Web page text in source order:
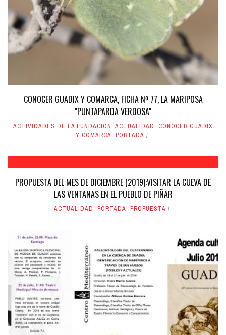
CONOCER GUADIX Y COMARCA, FICHA Nº 77, LA MARIPOSA
"PUNTAPARDA VERDOSA"
ACTIVIDADES DE LA FUNDACIÓN, ACTUALIDAD, CONOCER GUADIX
Y COMARCA, PORTADA
PROPUESTA DEL MES DE DICIEMBRE (2019):VISITAR LA CUEVA DE
LAS VENTANAS EN EL PUEBLO DE PIÑAR
ACTUALIDAD, PORTADA, PROPUESTA